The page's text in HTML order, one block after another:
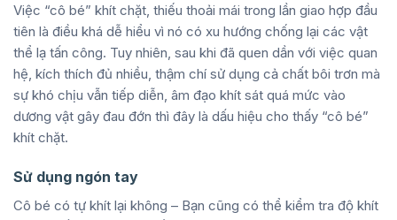
Việc “cô bé” khít chặt, thiếu thoải mái trong lần giao hợp đầu
tiên là điều khá dễ hiểu vì nó có xu hướng chống lại các vật
thể lạ tấn công. Tuy nhiên, sau khi đã quen dần với việc quan
hệ, kích thích đủ nhiều, thậm chí sử dụng cả chất bôi trơn mà
sự khó chịu vẫn tiếp diễn, âm đạo khít sát quá mức vào
dương vật gây đau đớn thì đây là dấu hiệu cho thấy “cô bé”
khít chặt.
Sử dụng ngón tay
Cô bé có tự khít lại không – Bạn cũng có thể kiểm tra độ khít